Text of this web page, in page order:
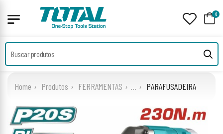
0
Home Produtos FERRAMENTAS ... PARAFUSADEIRA